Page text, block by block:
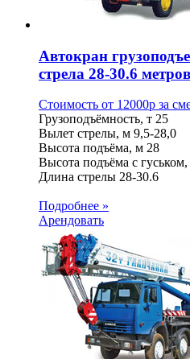
Автокран
стрела 28-30.6 метров
Стоимость от 12000p за
Грузоподъёмность, т 25
Вылет стрелы, м 9,5-28,0
Высота подъёма, м 28
Высота подъёма с
Длина стрелы 28-30.6
Подробнее »
Арендовать